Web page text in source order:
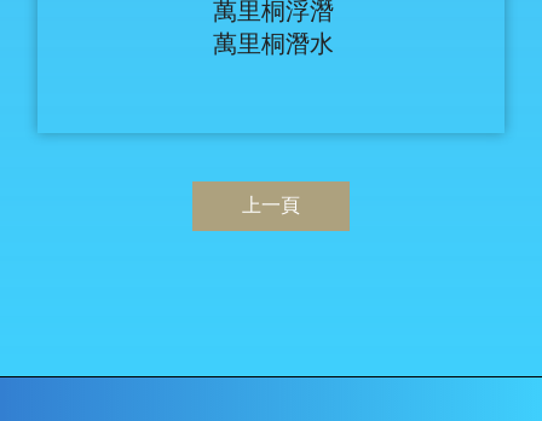
萬里桐浮潛
萬里桐潛水
上一頁